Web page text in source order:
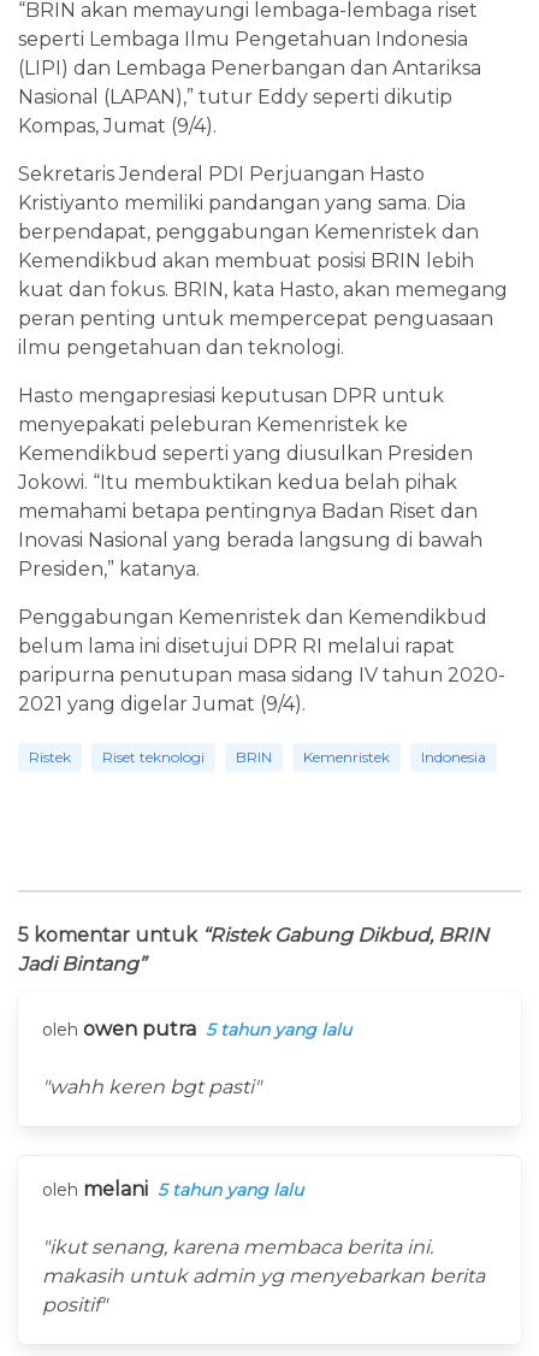
“BRIN akan memayungi lembaga-lembaga riset
seperti Lembaga Ilmu Pengetahuan Indonesia
(LIPI) dan Lembaga Penerbangan dan Antariksa
Nasional (LAPAN),” tutur Eddy seperti dikutip
Kompas, Jumat (9/4).
Sekretaris Jenderal PDI Perjuangan Hasto
Kristiyanto memiliki pandangan yang sama. Dia
berpendapat, penggabungan Kemenristek dan
Kemendikbud akan membuat posisi BRIN lebih
kuat dan fokus. BRIN, kata Hasto, akan memegang
peran penting untuk mempercepat penguasaan
ilmu pengetahuan dan teknologi.
Hasto mengapresiasi keputusan DPR untuk
menyepakati peleburan Kemenristek ke
Kemendikbud seperti yang diusulkan Presiden
Jokowi. “Itu membuktikan kedua belah pihak
memahami betapa pentingnya Badan Riset dan
Inovasi Nasional yang berada langsung di bawah
Presiden,” katanya.
Penggabungan Kemenristek dan Kemendikbud
belum lama ini disetujui DPR RI melalui rapat
paripurna penutupan masa sidang IV tahun 2020-
2021 yang digelar Jumat (9/4).
Ristek Riset teknologi BRIN Kemenristek Indonesia
5 komentar untuk “Ristek Gabung Dikbud, BRIN
Jadi Bintang”
oleh owen putra 5 tahun yang lalu
"wahh keren bgt pasti"
oleh melani 5 tahun yang lalu
"ikut senang, karena membaca berita ini.
makasih untuk admin yg menyebarkan berita
positif"